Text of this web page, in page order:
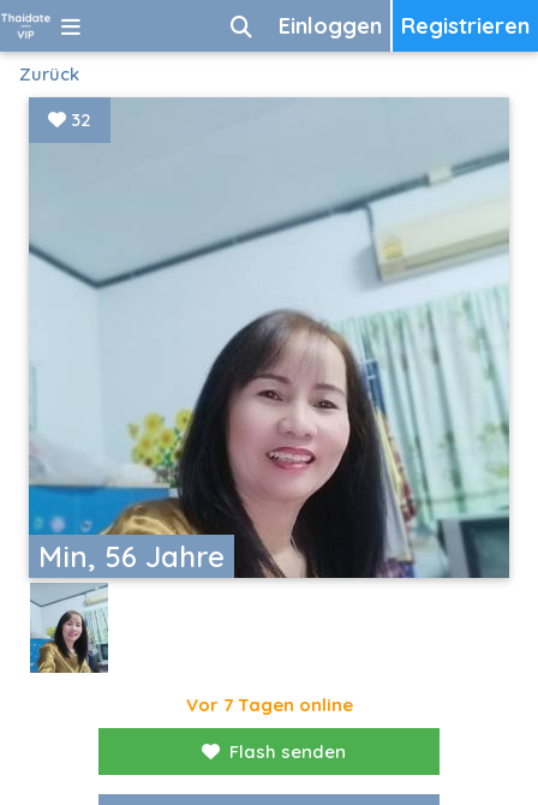
Registrieren
Einloggen
Zurück
Min, 56 Jahre
32
Vor 7 Tagen online
Flash senden